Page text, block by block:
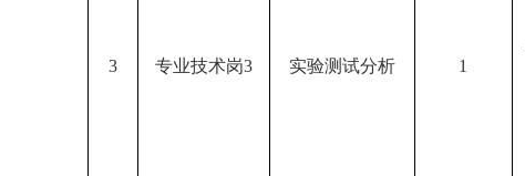
3 专业技术岗3 实验测试分析 1